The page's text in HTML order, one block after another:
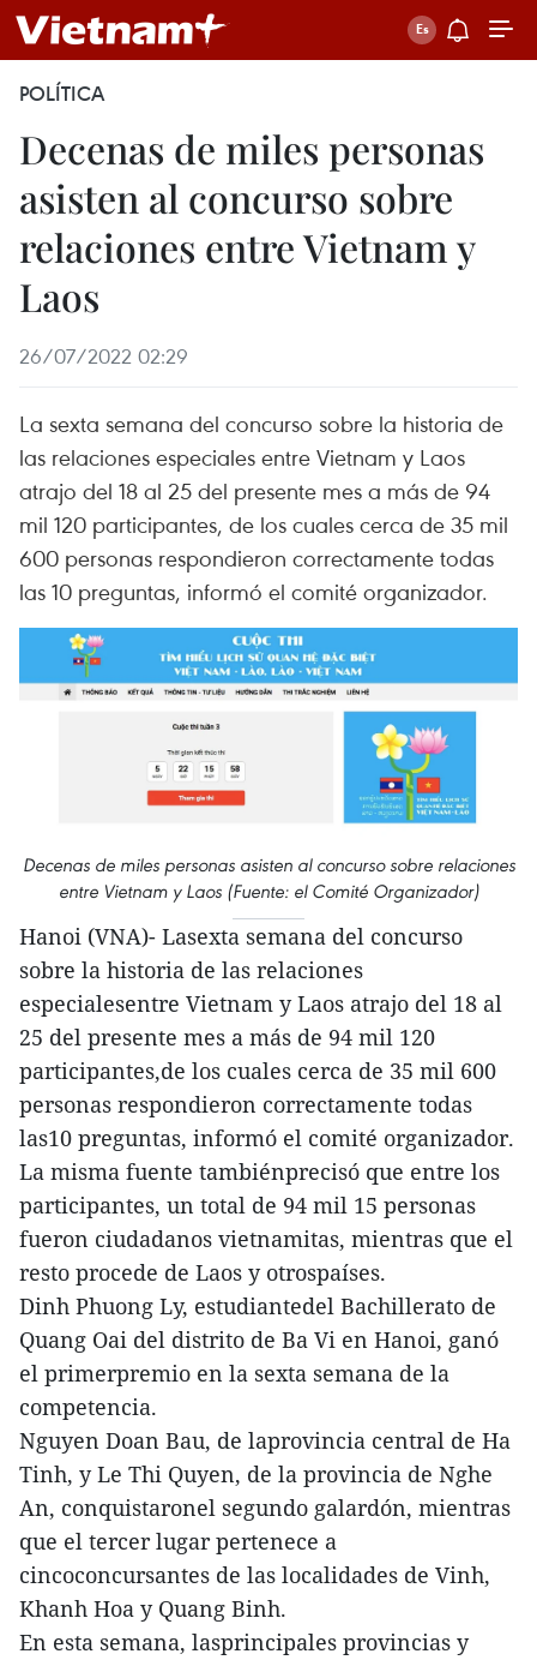
POLÍTICA
Decenas de miles personas
asisten al concurso sobre
relaciones entre Vietnam y
Laos
26/07/2022 02:29
La sexta semana del concurso sobre la historia de
las relaciones especiales entre Vietnam y Laos
atrajo del 18 al 25 del presente mes a más de 94
mil 120 participantes, de los cuales cerca de 35 mil
600 personas respondieron correctamente todas
las 10 preguntas, informó el comité organizador.
Decenas de miles personas asisten al concurso sobre relaciones
entre Vietnam y Laos (Fuente: el Comité Organizador)
Hanoi (VNA)- Lasexta semana del concurso
sobre la historia de las relaciones
especialesentre Vietnam y Laos atrajo del 18 al
25 del presente mes a más de 94 mil 120
participantes,de los cuales cerca de 35 mil 600
personas respondieron correctamente todas
las10 preguntas, informó el comité organizador.
La misma fuente tambiénprecisó que entre los
participantes, un total de 94 mil 15 personas
fueron ciudadanos vietnamitas, mientras que el
resto procede de Laos y otrospaíses.
Dinh Phuong Ly, estudiantedel Bachillerato de
Quang Oai del distrito de Ba Vi en Hanoi, ganó
el primerpremio en la sexta semana de la
competencia.
Nguyen Doan Bau, de laprovincia central de Ha
Tinh, y Le Thi Quyen, de la provincia de Nghe
An, conquistaronel segundo galardón, mientras
que el tercer lugar pertenece a
cincoconcursantes de las localidades de Vinh,
Khanh Hoa y Quang Binh.
En esta semana, lasprincipales provincias y